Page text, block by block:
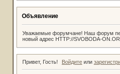
Объявление
Уважаемые форумчане! Наш форум
новый адрес HTTP://SVOBODA-
Привет, Гость! Войдите или